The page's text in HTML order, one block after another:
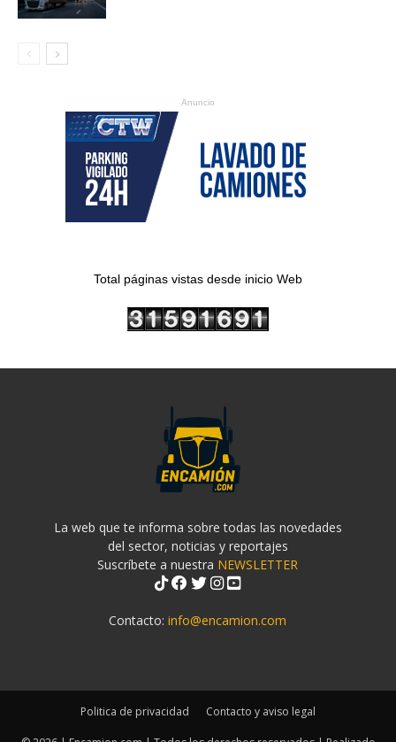
Anuncio
Total páginas vistas desde inicio Web
La web que te informa sobre todas las novedades
del sector, noticias y reportajes
Suscríbete a nuestra NEWSLETTER
Contacto:info@encamion.com
Politica de privacidad Contacto y aviso legal